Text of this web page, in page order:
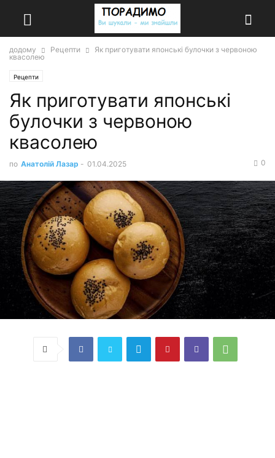
додому Рецепти
Як приготувати японські булочки з червоною
квасолею
Рецепти
Як приготувати японські
булочки з червоною
квасолею
по Анатолій Лазар - 01.04.2025 0